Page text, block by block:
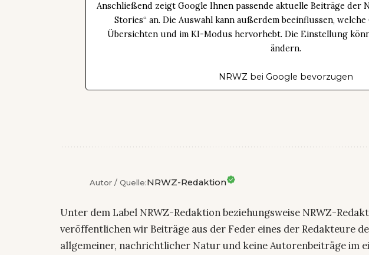
Anschließend zeigt Google Ihnen passende aktuelle Beiträge der
Stories“ an. Die Auswahl kann außerdem beeinflussen,
Übersichten und im KI-Modus hervorhebt. Die Einstellung
ändern.
NRWZ bei Google bevorzugen
Autor / Quelle:NRWZ-Redaktion
Unter dem Label NRWZ-Redaktion beziehungsweise NRWZ-
veröffentlichen wir Beiträge aus der Feder eines der Redakteure
allgemeiner, nachrichtlicher Natur und keine Autorenbeiträge im